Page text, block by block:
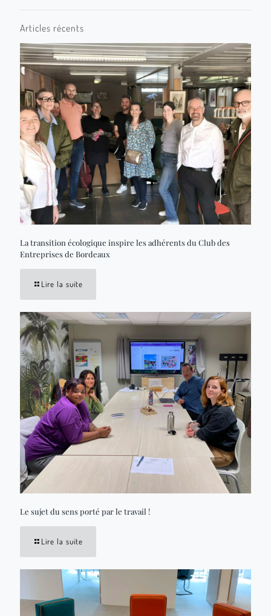
Articles récents
La transition écologique inspire les adhérents du Club des
Entreprises de Bordeaux
Lire la suite
Le sujet du sens porté par le travail !
Lire la suite